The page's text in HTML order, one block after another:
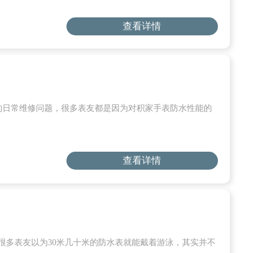
查看详情
常维修问题，很多表友都是因为对积家手表防水性能的
查看详情
表友以为30米几十米的防水表就能戴着游泳，其实并不